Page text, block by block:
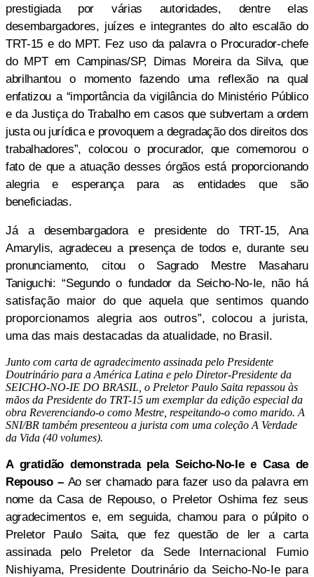
prestigiada por várias autoridades, dentre elas
desembargadores, juízes e integrantes do alto escalão do
TRT-15 e do MPT. Fez uso da palavra o Procurador-chefe
do MPT em Campinas/SP, Dimas Moreira da Silva, que
abrilhantou o momento fazendo uma reflexão na qual
enfatizou a “importância da vigilância do Ministério Público
e da Justiça do Trabalho em casos que subvertam a ordem
justa ou jurídica e provoquem a degradação dos direitos dos
trabalhadores”, colocou o procurador, que comemorou o
fato de que a atuação desses órgãos está proporcionando
alegria e esperança para as entidades que são
beneficiadas.
Já a desembargadora e presidente do TRT-15, Ana
Amarylis, agradeceu a presença de todos e, durante seu
pronunciamento, citou o Sagrado Mestre Masaharu
Taniguchi: “Segundo o fundador da Seicho-No-Ie, não há
satisfação maior do que aquela que sentimos quando
proporcionamos alegria aos outros”, colocou a jurista,
uma das mais destacadas da atualidade, no Brasil.
Junto com carta de agradecimento assinada pelo Presidente
Doutrinário para a América Latina e pelo Diretor-Presidente da
SEICHO-NO-IE DO BRASIL, o Preletor Paulo Saita repassou às
mãos da Presidente do TRT-15 um exemplar da edição especial da
obra Reverenciando-o como Mestre, respeitando-o como marido. A
SNI/BR também presenteou a jurista com uma coleção A Verdade
da Vida (40 volumes).
A gratidão demonstrada pela Seicho-No-Ie e Casa de
Repouso – Ao ser chamado para fazer uso da palavra em
nome da Casa de Repouso, o Preletor Oshima fez seus
agradecimentos e, em seguida, chamou para o púlpito o
Preletor Paulo Saita, que fez questão de ler a carta
assinada pelo Preletor da Sede Internacional Fumio
Nishiyama, Presidente Doutrinário da Seicho-No-Ie para